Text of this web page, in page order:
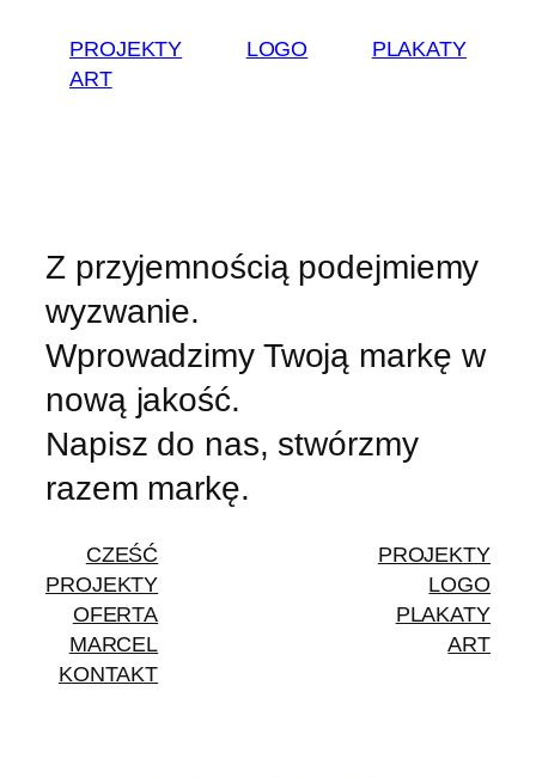
PROJEKTY LOGO
PLAKATY
ART
Z przyjemnością podejmiemy
wyzwanie.
Wprowadzimy Twoją markę w
nową jakość.
Napisz do nas, stwórzmy
razem markę.
CZEŚĆ
PROJEKTY
OFERTA
MARCEL
KONTAKT
PROJEKTY
LOGO
PLAKATY
ART